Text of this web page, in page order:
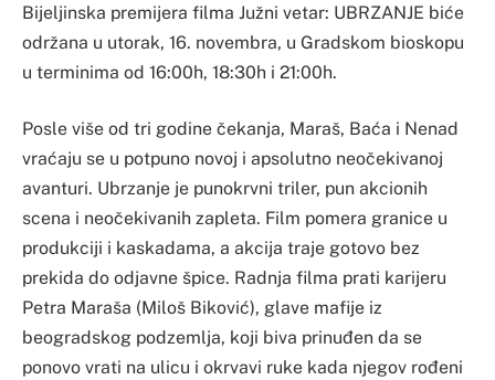
Bijeljinska premijera filma Južni vetar: UBRZANJE biće
održana u utorak, 16. novembra, u Gradskom bioskopu
u terminima od 16:00h, 18:30h i 21:00h.
Posle više od tri godine čekanja, Maraš, Baća i Nenad
vraćaju se u potpuno novoj i apsolutno neočekivanoj
avanturi. Ubrzanje je punokrvni triler, pun akcionih
scena i neočekivanih zapleta. Film pomera granice u
produkciji i kaskadama, a akcija traje gotovo bez
prekida do odjavne špice. Radnja filma prati karijeru
Petra Maraša (Miloš Biković), glave mafije iz
beogradskog podzemlja, koji biva prinuđen da se
ponovo vrati na ulicu i okrvavi ruke kada njegov rođeni